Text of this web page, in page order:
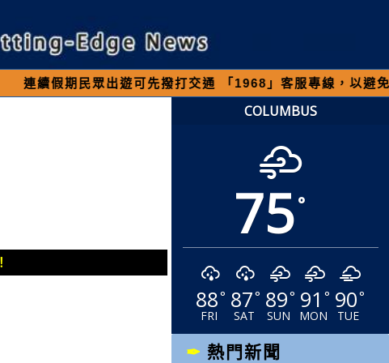
眾出遊可先撥打交通 「1968」客服專線，以避免遇到擁
COLUMBUS
75°
88°
FRI
87°
SAT
89°
SUN
91 °
MON
90°
TUE
熱門新聞